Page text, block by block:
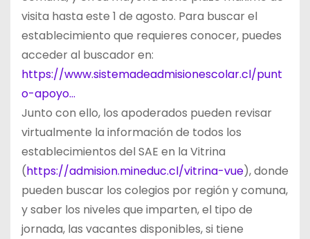
visita hasta este 1 de agosto. Para buscar el
establecimiento que requieres conocer, puedes
acceder al buscador en:
https://www.sistemadeadmisionescolar.cl/punt
o-apoyo…
Junto con ello, los apoderados pueden revisar
virtualmente la información de todos los
establecimientos del SAE en la Vitrina
(https://admision.mineduc.cl/vitrina-vue), donde
pueden buscar los colegios por región y comuna,
y saber los niveles que imparten, el tipo de
jornada, las vacantes disponibles, si tiene